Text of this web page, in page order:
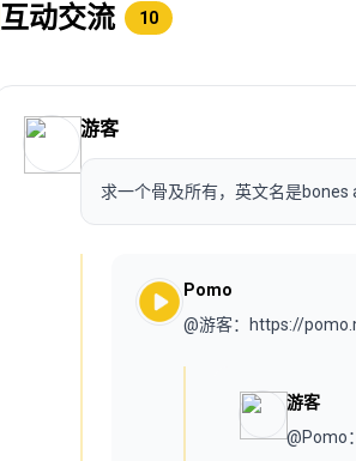
互动交流 10
游客
求一个骨及所有，英文名是bones
Pomo
@游客：https://
游客
@Pomo